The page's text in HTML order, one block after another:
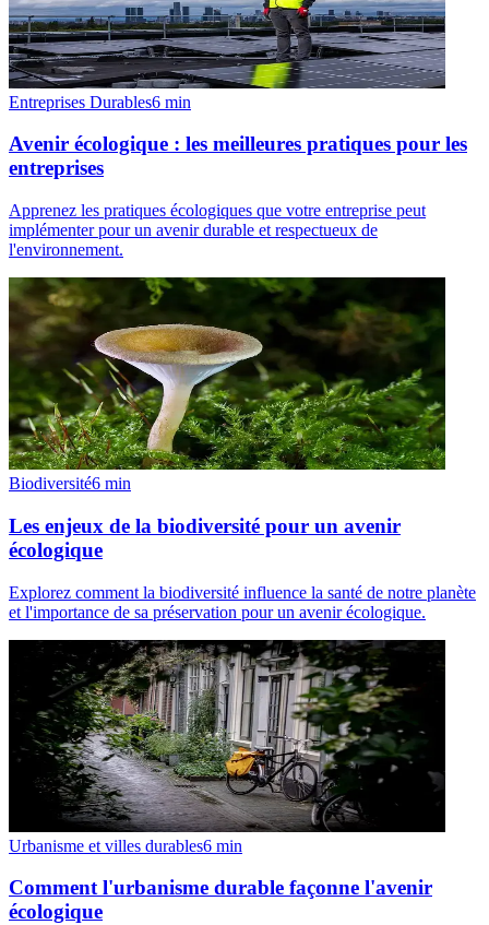
Entreprises Durables6 min
Avenir écologique : les meilleures pratiques pour les
entreprises
Apprenez les pratiques écologiques que votre entreprise peut
implémenter pour un avenir durable et respectueux de
l'environnement.
Biodiversité6 min
Les enjeux de la biodiversité pour un avenir
écologique
Explorez comment la biodiversité influence la santé de notre planète
et l'importance de sa préservation pour un avenir écologique.
Urbanisme et villes durables6 min
Comment l'urbanisme durable façonne l'avenir
écologique